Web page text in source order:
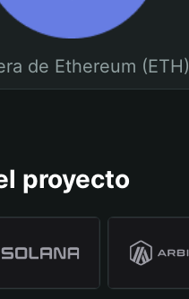
de Ethereum (ETH)
proyecto